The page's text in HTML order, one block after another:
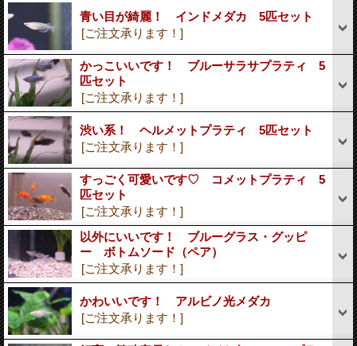
青い目が綺麗！ インドメダカ 5匹セット
[ご注文承ります！]
かっこいいです！ ブルーサラサプラティ 5
匹セット
[ご注文承ります！]
渋い系！ ヘルメットプラティ 5匹セット
[ご注文承ります！]
すっごく可愛いです♡ コメットプラティ 5
匹セット
[ご注文承ります！]
以外にいいです！ ブルーグラス・グッピ
ー ボトムソード（ペア）
[ご注文承ります！]
かわいいです！ アルビノ光メダカ
[ご注文承ります！]